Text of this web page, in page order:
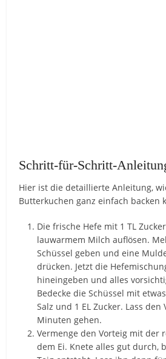
Schritt-für-Schritt-
Hier ist die detaillierte Anleitung,
Butterkuchen ganz einfach backen
Die frische Hefe mit 1 TL
lauwarmem Milch auflösen.
Schüssel geben und eine
drücken. Jetzt die
hineingeben und alles
Bedecke die Schüssel mit
Salz und 1 EL Zucker. Lass
Minuten gehen.
Vermenge den Vorteig mit der
dem Ei. Knete alles gut durch,